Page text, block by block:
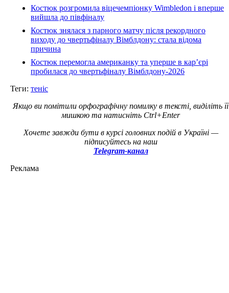
Костюк розгромила віцечемпіонку Wimbledon і вперше
вийшла до півфіналу
Костюк знялася з парного матчу після рекордного
виходу до чвертьфіналу Вімблдону: стала відома
причина
Костюк перемогла американку та уперше в кар’єрі
пробилася до чвертьфіналу Вімблдону-2026
Теги: теніс
Якщо ви помітили орфографічну помилку в тексті, виділіть її
мишкою та натисніть Ctrl+Enter
Хочете завжди бути в курсі головних подій в Україні —
підписуйтесь на наш
Telegram-канал
Реклама